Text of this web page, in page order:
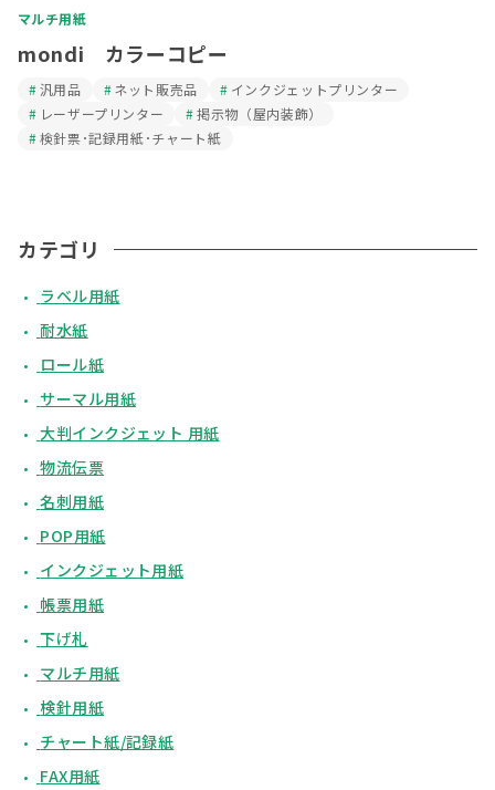
マルチ用紙
mondi カラーコピー
汎用品 ネット販売品
インクジェットプリンター
レーザープリンター
掲示物（屋内装飾）
検針票･記録用紙･チャート紙
カテゴリ
ラベル用紙
耐水紙
ロール紙
サーマル用紙
大判インクジェット 用紙
物流伝票
名刺用紙
POP用紙
インクジェット用紙
帳票用紙
下げ札
マルチ用紙
検針用紙
チャート紙/記録紙
FAX用紙